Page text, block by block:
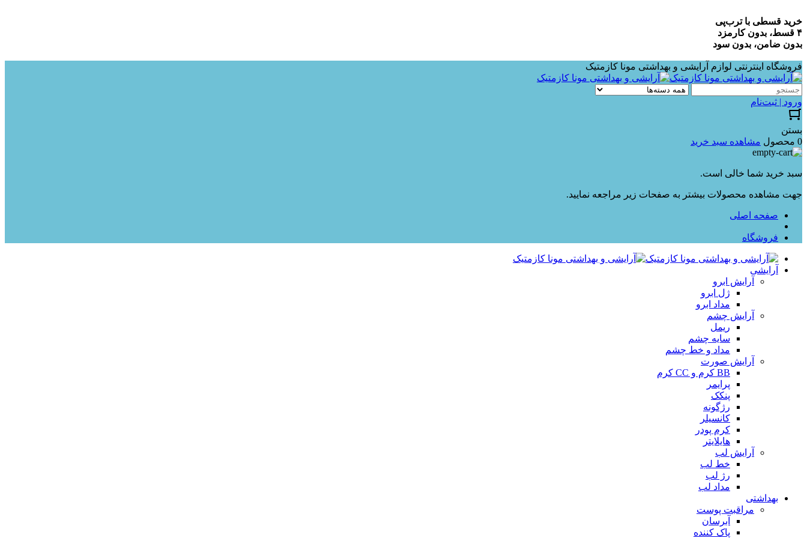
خرید قسطی با ترب‌پی
۴ قسط، بدون کارمزد
بدون ضامن، بدون سود
فروشگاه اینترنتی لوازم آرایشی و بهداشتی مونا کازمتیک
ورود | ثبت‌نام
بستن
0 محصول
مشاهده سبد خرید
سبد خرید شما خالی است.
جهت مشاهده محصولات بیشتر به صفحات زیر مراجعه نمایید.
صفحه اصلی
فروشگاه
آرایشی
آرایش ابرو
ژل ابرو
مداد ابرو
آرایش چشم
ریمل
سایه چشم
مداد و خط چشم
آرایش صورت
BB کرم و CC کرم
پرایمر
پنکک
رژگونه
کانسیلر
کرم پودر
هایلایتر
آرایش لب
خط لب
رژ لب
مداد لب
بهداشتی
مراقبت پوست
آبرسان
پاک کننده